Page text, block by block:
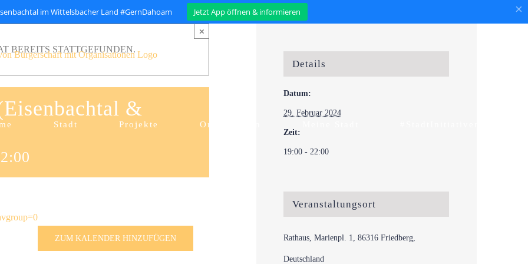
im Wittelsbacher Land #GernDahoam Jetzt App öffnen & informieren ×
Stadt Projekte Organisation
BEREITS STATTGEFUNDEN.
×
&
ZUM KALENDER HINZUFÜGEN
Details
Datum:
29. Februar 2024
Zeit:
19:00 - 22:00
Veranstaltungsort
Rathaus, Marienpl. 1, 86316 Friedberg,
Deutschland